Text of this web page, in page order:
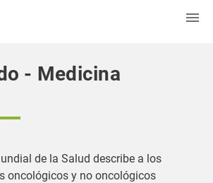
- Medicina
de la Salud describe a los
oncológicos y no oncológicos